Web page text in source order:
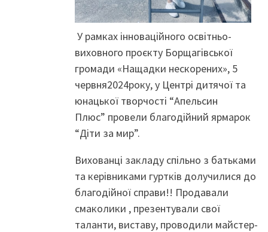
У рамках інноваційного освітньо-
виховного проєкту Борщагівської
громади «Нащадки нескорених», 5
червня2024року, у Центрі дитячої та
юнацької творчості “Апельсин
Плюс” провели благодійний ярмарок
“Діти за мир”.
Вихованці закладу спільно з батьками
та керівниками гуртків долучилися до
благодійної справи!! Продавали
смаколики , презентували свої
таланти, виставу, проводили майстер-